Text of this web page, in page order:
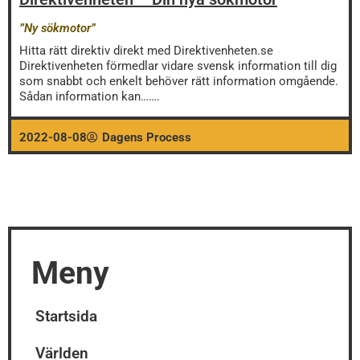
”Ny sökmotor”
Hitta rätt direktiv direkt med Direktivenheten.se
Direktivenheten förmedlar vidare svensk information till dig
som snabbt och enkelt behöver rätt information omgående.
Sådan information kan…….
2022-08-08 Dagens Process
Meny
Startsida
Världen